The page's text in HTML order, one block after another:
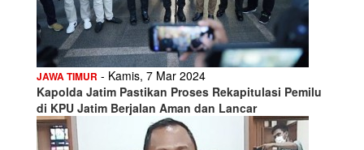
JAWA TIMUR - Kamis, 7 Mar 2024
Kapolda Jatim Pastikan Proses Rekapitulasi Pemilu
di KPU Jatim Berjalan Aman dan Lancar